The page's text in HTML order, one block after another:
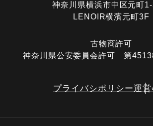
神奈川県横浜市中区元町
LENOIR横濱元町3F
古物商許可
神奈川県公安委員会許可 第
プライバシポリシー運営